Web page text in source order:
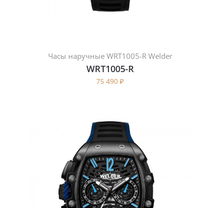
Часы наручные WRT1005-R Welder
WRT1005-R
75 490 ₽